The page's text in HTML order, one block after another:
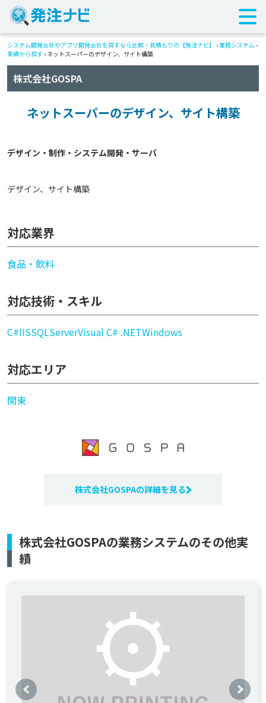
システム開発会社やアプリ開発会社を探すなら比較・見積もりの【発注ナビ】 › 業務システム ›
実績から探す › ネットスーパーのデザイン、サイト構築
株式会社GOSPA
ネットスーパーのデザイン、サイト構築
デザイン、サイト構築
対応業界
食品・飲料
対応技術・スキル
C#IISSQLServerVisual C# .NETWindows
対応エリア
関東
株式会社GOSPAの詳細を見る
株式会社GOSPAの業務システムのその他実
績